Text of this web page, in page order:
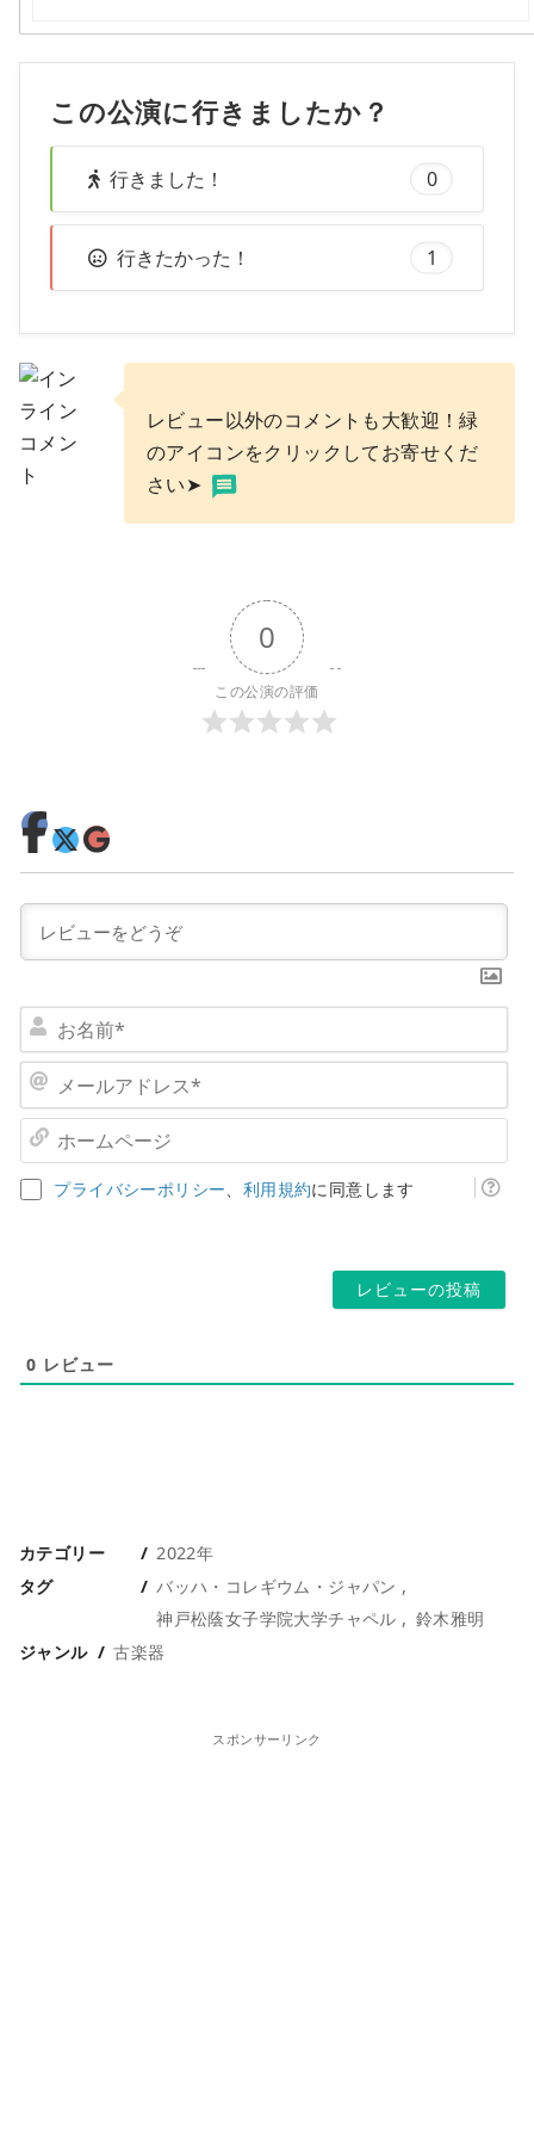
この公演に行きましたか？
行きました！ 0
行きたかった！ 1
レビュー以外のコメントも大歓迎！緑
のアイコンをクリックしてお寄せくだ
さい➤
0
この公演の評価
名
ア
ー
プライバシーポリシー、 利用規約に同意します
0 レビュー
カテゴリー
2022年
タグ
バッハ・コレギウム・ジャパン
神戸松蔭女子学院大学チャペル
鈴木雅明
ジャンル
古楽器
スポンサーリンク